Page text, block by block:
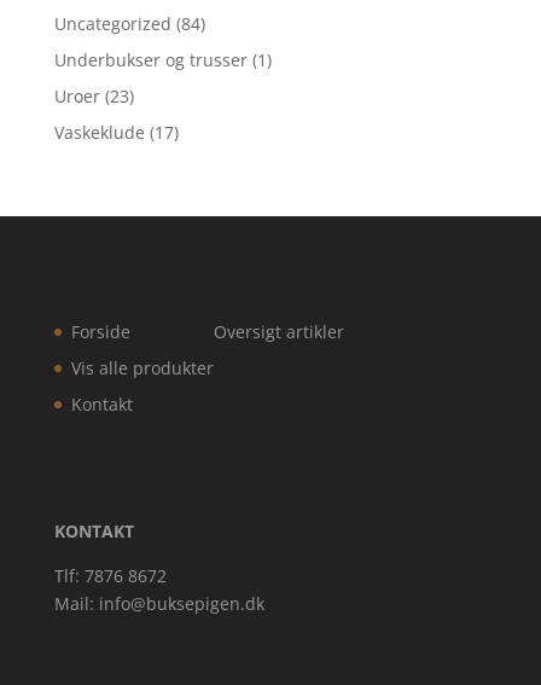
Uncategorized (84)
Underbukser og trusser (1)
Uroer (23)
Vaskeklude (17)
Forside
Vis alle produkter
Kontakt
Oversigt artikler
KONTAKT
Tlf: 7876 8672
Mail: info@buksepigen.dk